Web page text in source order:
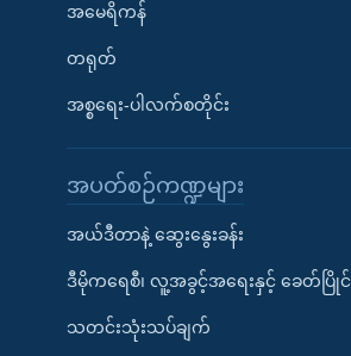
အမေရိကန်
တရုတ်
အစ္စရေး-ပါလက်စတိုင်း
အပတ်စဉ်ကဏ္ဍများ
အယ်ဒီတာနဲ့ ဆွေးနွေးခန်း
ဒီမိုကရေစီ၊ လူ့အခွင့်အရေးနှင့် ခေတ်ပြိုင်
သတင်းသုံးသပ်ချက်